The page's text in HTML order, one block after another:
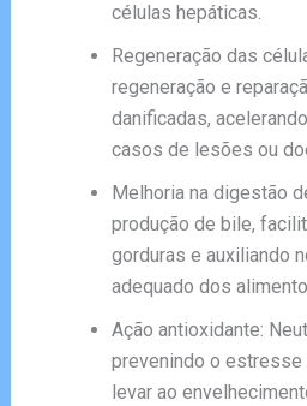
células hepáticas.
Regeneração das
regeneração e
danificadas,
casos de lesões ou
Melhoria na digestão
produção de bile,
gorduras e auxiliando
adequado dos
Ação antioxidante:
prevenindo o
levar ao